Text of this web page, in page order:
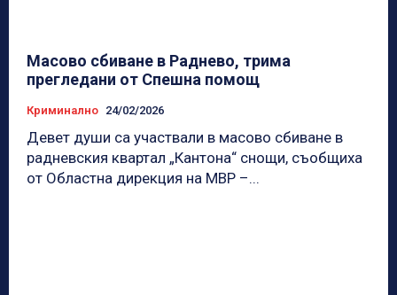
Масово сбиване в Раднево, трима
прегледани от Спешна помощ
Криминално 24/02/2026
Девет души са участвали в масово сбиване в
радневския квартал „Кантона“ снощи, съобщиха
от Областна дирекция на МВР –...